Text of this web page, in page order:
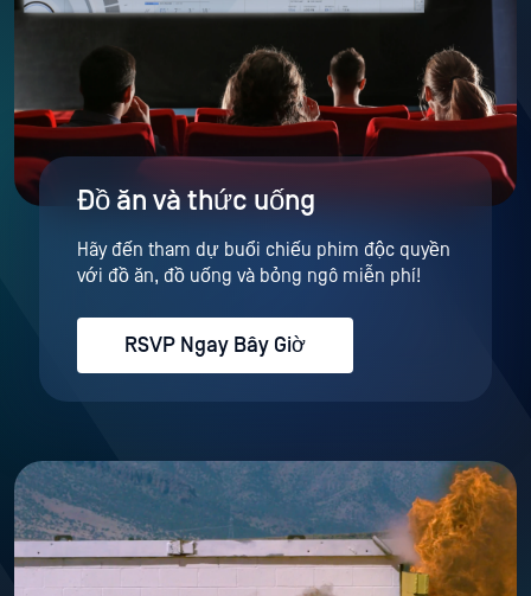
Đồ ăn và thức uống
Hãy đến tham dự buổi chiếu phim độc quyền
với đồ ăn, đồ uống và bỏng ngô miễn phí!
RSVP Ngay Bây Giờ